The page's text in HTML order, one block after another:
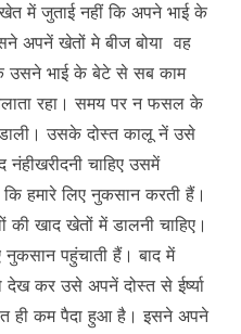
में जुताई नहीं कि अपने भाई के
अपनें खेतों मे बीज बोया वह
भाई के बेटे से सब काम
रहा। समय पर न फसल के
डाली। उसके दोस्त कालू नें उसे
चाहिए उसमें
कि हमारे लिए नुकसान करती हैं।
खाद खेतों में डालनी चाहिए।
नुकसान पहुंचाती हैं। बाद में
कर उसे अपनें दोस्त से ईर्ष्या
ही कम पैदा हुआ है। इसने अपने